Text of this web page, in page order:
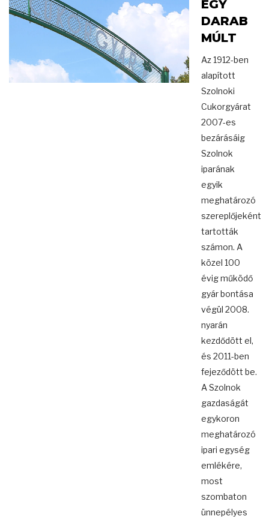
EGY
DARAB
MÚLT
Az 1912-ben
alapított
Szolnoki
Cukorgyárat
2007-es
bezárásáig
Szolnok
iparának
egyik
meghatározó
szereplőjeként
tartották
számon. A
közel 100
évig működő
gyár bontása
végül 2008.
nyarán
kezdődött el,
és 2011-ben
fejeződött be.
A Szolnok
gazdaságát
egykoron
meghatározó
ipari egység
emlékére,
most
szombaton
ünnepélyes